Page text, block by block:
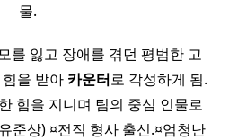
물.
를 잃고 장애를 겪던 평범한 고
을 받아 카운터로 각성하게 됨.
힘을 지니며 팀의 중심 인물로
준상) ¤전직 형사 출신.¤엄청난